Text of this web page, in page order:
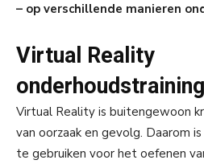
– op verschillende manieren
Virtual Reality
onderhoudstraining
Virtual Reality is buitengewoon
van oorzaak en gevolg. Daarom
te gebruiken voor het oefenen